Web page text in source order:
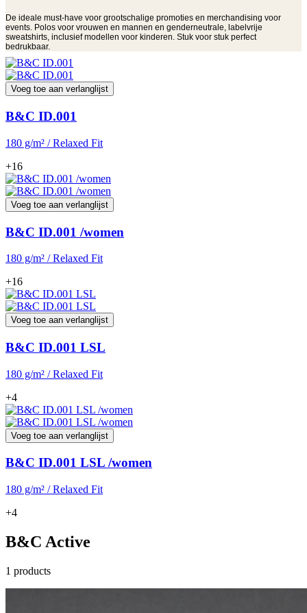
De ideale must-have voor grootschalige promoties en merchandising voor
events. Polos voor vrouwen en mannen en genderneutrale, labelvrije
sweatshirts, inclusief modellen voor kinderen. Stuk voor stuk perfect
bedrukbaar.
Voeg toe aan verlanglijst
B&C ID.001
180 g/m² / Relaxed Fit
+16
Voeg toe aan verlanglijst
B&C ID.001 /women
180 g/m² / Relaxed Fit
+16
Voeg toe aan verlanglijst
B&C ID.001 LSL
180 g/m² / Relaxed Fit
+4
Voeg toe aan verlanglijst
B&C ID.001 LSL /women
180 g/m² / Relaxed Fit
+4
B&C Active
1 products